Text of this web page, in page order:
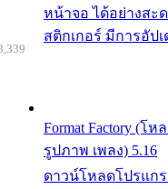
หน้าจอ ได้อย่างสะ
สติกเกอร์ มีการอัป
Format Factory (โ
รูปภาพ เพลง) 5.16
ดาวน์โหลดโปรแกร